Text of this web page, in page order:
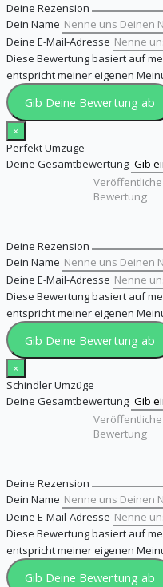
Deine Rezension
Dein Name
Deine E-Mail-Adresse
Diese Bewertung basiert auf
entspricht meiner eigenen
Gib Deine Bewertung ab
×
Perfekt Umzüge
Deine Gesamtbewertung
Deine Rezension
Dein Name
Deine E-Mail-Adresse
Diese Bewertung basiert auf
entspricht meiner eigenen
Gib Deine Bewertung ab
×
Schindler Umzüge
Deine Gesamtbewertung
Deine Rezension
Dein Name
Deine E-Mail-Adresse
Diese Bewertung basiert auf
entspricht meiner eigenen
Gib Deine Bewertung ab